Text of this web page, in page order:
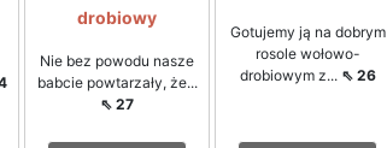
drobiowy
Nie bez powodu nasze
babcie powtarzały, że...
⇖ 27
Gotujemy ją na dobrym
rosole wołowo-
drobiowym z... ⇖ 26